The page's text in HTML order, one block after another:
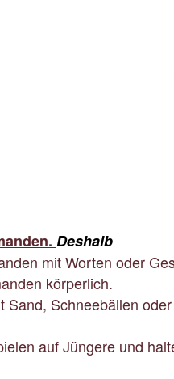
Deshalb
mit Worten oder
körperlich.
Sand, Schneebällen
auf Jüngere und